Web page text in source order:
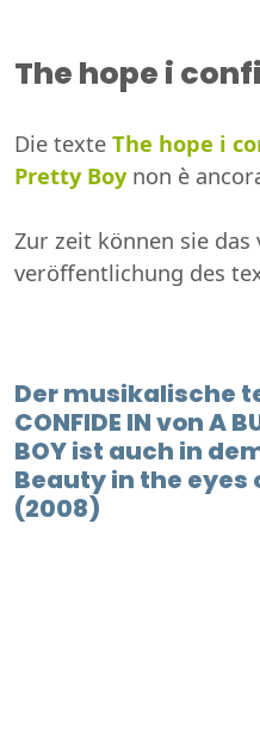
The hope i
Die texte The hope i
Pretty Boynon è
Zur zeit können sie
veröffentlichung des
Der musikalische
CONFIDE IN von A
BOY ist auch in
Beauty in the eyes
(2008)